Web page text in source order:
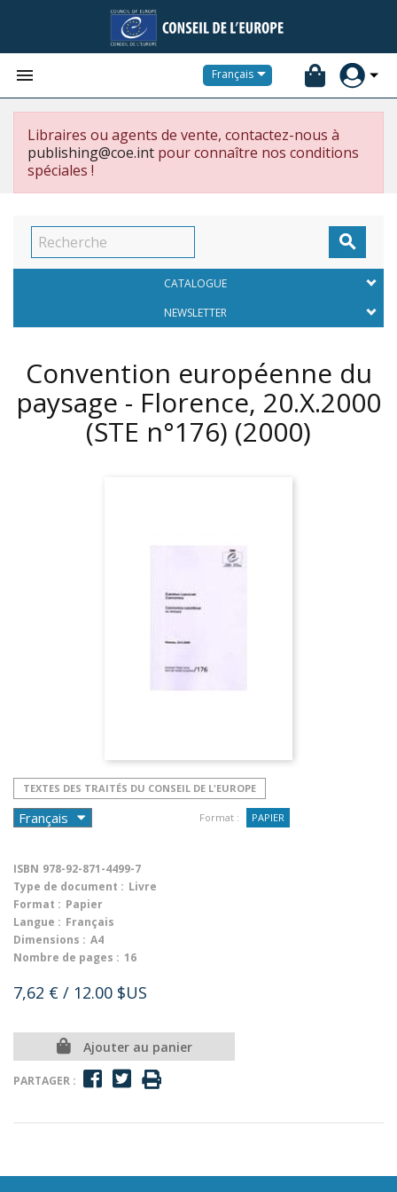
 Français
Libraires ou agents de vente, contactez-nous à
publishing@coe.int pour connaître nos conditions
spéciales !

CATALOGUE
NEWSLETTER
Convention européenne du
paysage - Florence, 20.X.2000
(STE n°176) (2000)
TEXTES DES TRAITÉS DU CONSEIL DE L'EUROPE
Format : PAPIER
ISBN 978-92-871-4499-7
Type de document : Livre
Format : Papier
Langue : Français
Dimensions : A4
Nombre de pages : 16
7,62 € / 12.00 $US
Ajouter au panier
PARTAGER :